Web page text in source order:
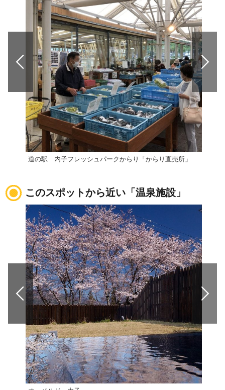
道の駅 内子フレッシュパークからり「からり直売所」
このスポットから近い「温泉施設」